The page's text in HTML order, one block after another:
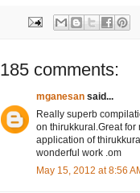
185 comments:
mganesan said...
Really superb
on thirukkural.Great
application of
wonderful work .om
May 15, 2012 at 8:56